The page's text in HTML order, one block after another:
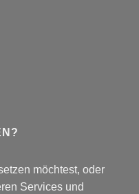
möchtest, oder
Services und